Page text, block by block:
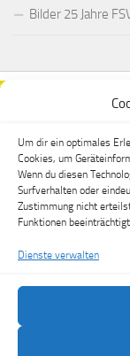
Um dir ein optimales
Cookies, um
Wenn du diesen
Surfverhalten oder
Zustimmung nicht
Funktionen
Dienste verwalten
Bilder 25 Jahre